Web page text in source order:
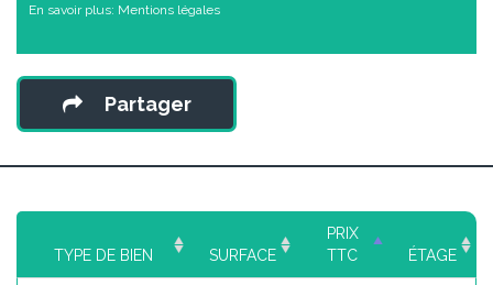
En savoir plus: Mentions légales
Partager
TYPE DE BIEN SURFACE
PRIX
TTC
ÉTAGE